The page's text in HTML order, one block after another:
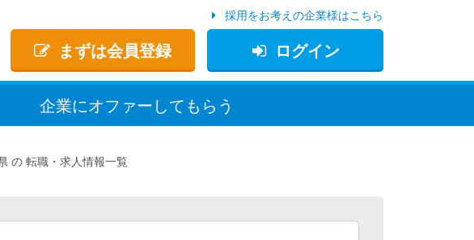
まずは会員登録 ログイン
採用をお考えの企業様はこちら
企業にオファー してもらう
転職・求人情報一覧